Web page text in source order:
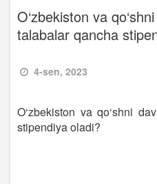
O‘zbekiston va
talabalar qancha
4-sen, 2023
O‘zbekiston va qo‘shni
stipendiya oladi?